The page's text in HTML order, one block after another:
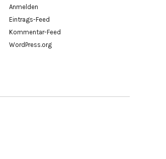
Anmelden
Eintrags-Feed
Kommentar-Feed
WordPress.org